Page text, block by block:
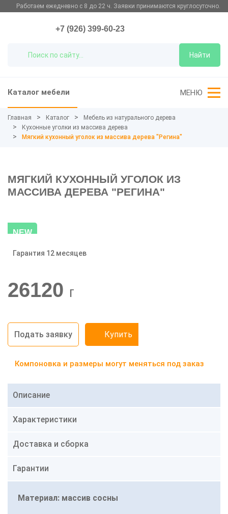
Работаем ежедневно с 8 до 22 ч. Заявки принимаются круглосуточно.
Найти
+7 (926) 399-60-23
Каталог мебели МЕНЮ
Главная Каталог
Мебель из натурального дерева
Кухонные уголки из массива дерева
Мягкий кухонный уголок из массива дерева "Регина"
МЯГКИЙ КУХОННЫЙ УГОЛОК ИЗ
МАССИВА ДЕРЕВА "РЕГИНА"
NEW
-20%
Гарантия 12 месяцев
26120 г
Подать заявку Купить
Компоновка и размеры могут меняться под заказ
Описание
Характеристики
Доставка и сборка
Гарантии
Материал: массив сосны